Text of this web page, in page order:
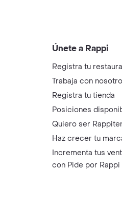
Únete a Rappi
Registra tu
Trabaja con
Registra tu tienda
Posiciones
Quiero ser
Haz crecer tu
Incrementa tus
con Pide por Rappi